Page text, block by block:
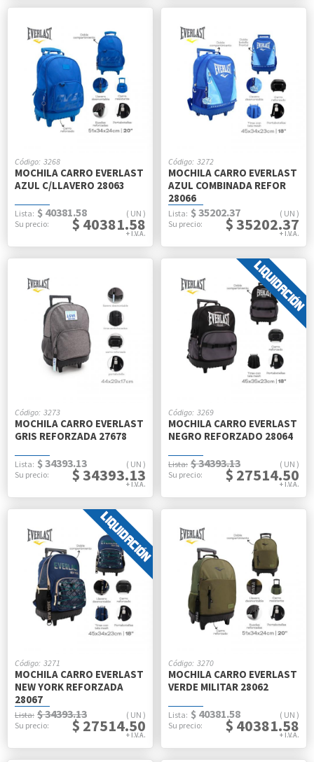
3268
MOCHILA CARRO EVERLAST
AZUL C/LLAVERO 28063
UN
$ 40381.58
$ 40381.58
3272
MOCHILA CARRO EVERLAST
AZUL COMBINADA REFOR
28066
UN
$ 35202.37
$ 35202.37
3273
MOCHILA CARRO EVERLAST
GRIS REFORZADA 27678
UN
$ 34393.13
$ 34393.13
3269
MOCHILA CARRO EVERLAST
NEGRO REFORZADO 28064
UN
$ 34393.13
$ 27514.50
3271
MOCHILA CARRO EVERLAST
NEW YORK REFORZADA
28067
UN
$ 34393.13
$ 27514.50
3270
MOCHILA CARRO EVERLAST
VERDE MILITAR 28062
UN
$ 40381.58
$ 40381.58